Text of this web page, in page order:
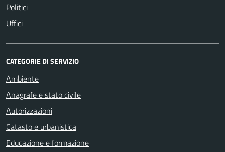
Politici
Uffici
CATEGORIE DI SERVIZIO
Ambiente
Anagrafe e stato civile
Autorizzazioni
Catasto e urbanistica
Educazione e formazione